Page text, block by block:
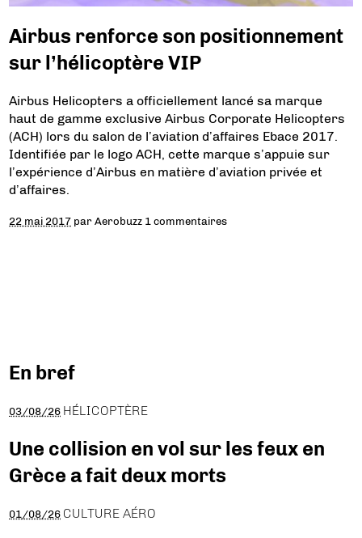
Airbus renforce son positionnement
sur l’hélicoptère VIP
Airbus Helicopters a officiellement lancé sa marque
haut de gamme exclusive Airbus Corporate Helicopters
(ACH) lors du salon de l’aviation d’affaires Ebace 2017.
Identifiée par le logo ACH, cette marque s’appuie sur
l’expérience d’Airbus en matière d’aviation privée et
d’affaires.
22 mai 2017 parAerobuzz 1 commentaires
En bref
03/08/26 HÉLICOPTÈRE
Une collision en vol sur les feux en
Grèce a fait deux morts
01/08/26 CULTURE AÉRO